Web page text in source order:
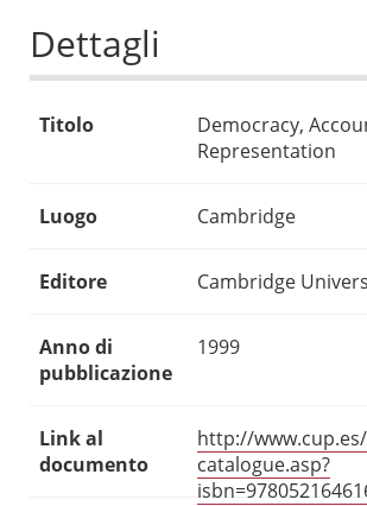
Dettagli
Titolo
Democracy,
Representation
Luogo Cambridge
Editore Cambridge
Anno di
pubblicazione
1999
Link al
documento
http://
catalogue.asp?